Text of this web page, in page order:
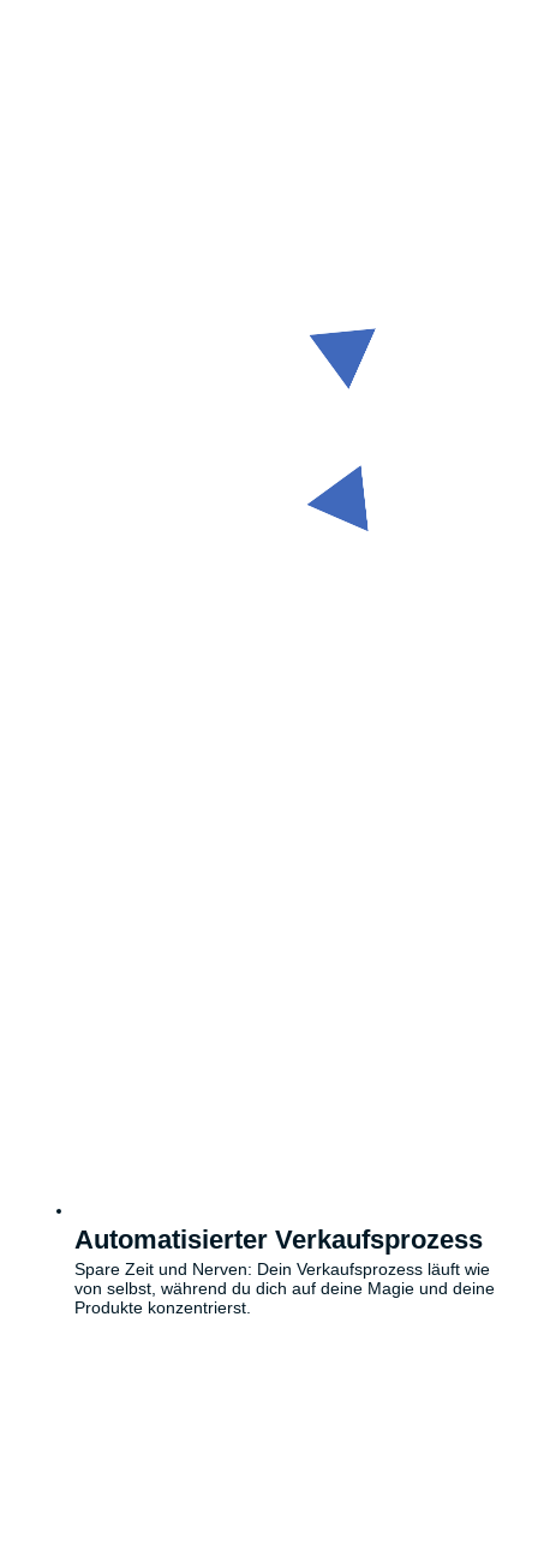
Automatisierter Verkaufsprozess
Spare Zeit und Nerven: Dein Verkaufsprozess läuft wie
von selbst, während du dich auf deine Magie und deine
Produkte konzentrierst.